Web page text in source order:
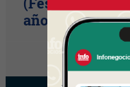
años)